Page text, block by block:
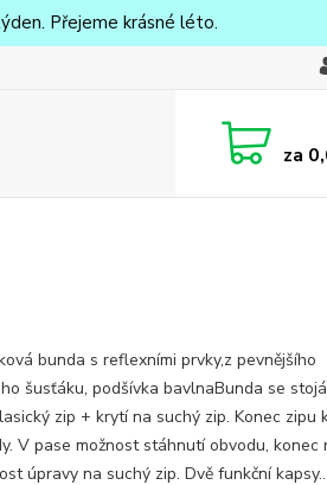
Přejeme krásné léto.
za
bunda s reflexními prvky,z pevnějšího
šusťáku, podšívka bavlnaBunda se
zip + krytí na suchý zip. Konec zipu
V pase možnost stáhnutí obvodu, konec
úpravy na suchý zip. Dvě funkční kapsy...